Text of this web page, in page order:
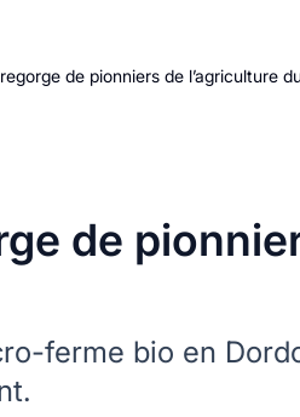
de pionniers de l’agriculture
de
ferme bio en